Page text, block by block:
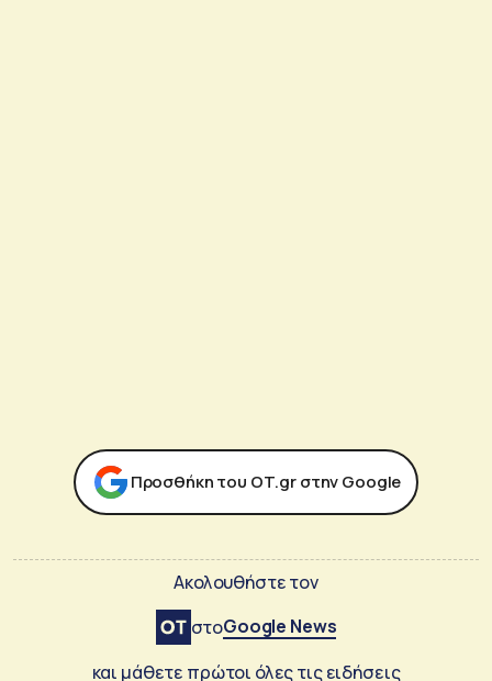
Προσθήκη του ΟΤ.gr στην Google
Ακολουθήστε τον
στοGoogle News
και μάθετε πρώτοι όλες τις ειδήσεις